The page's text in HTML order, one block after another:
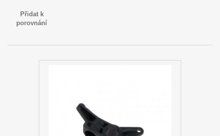
Přidat k
porovnání